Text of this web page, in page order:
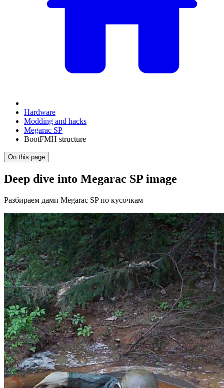
Hardware
Modding and hacks
Megarac SP
BootFMH structure
On this page
Deep dive into Megarac SP image
Разбираем дамп Megarac SP по кусочкам